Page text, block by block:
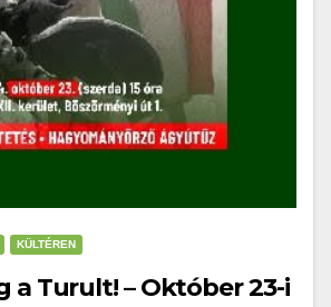
KÜLTÉREN
a Turult! – Október 23-i